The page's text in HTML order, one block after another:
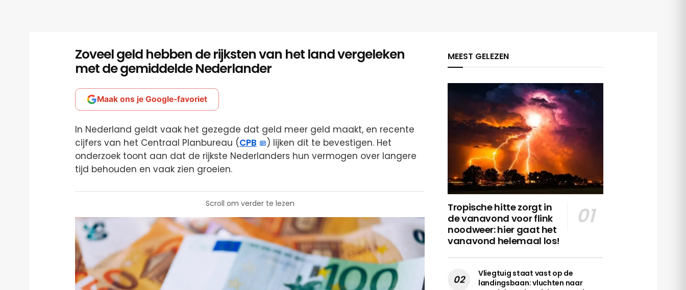
Zoveel geld hebben de rijksten van het land vergeleken
met de gemiddelde Nederlander
Maak ons je Google-favoriet
In Nederland geldt vaak het gezegde dat geld meer geld maakt, en recente
cijfers van het Centraal Planbureau (CPB
) lijken dit te bevestigen. Het
onderzoek toont aan dat de rijkste Nederlanders hun vermogen over langere
tijd behouden en vaak zien groeien.
Scroll om verder te lezen
MEEST GELEZEN
Tropische hitte zorgt in
de vanavond voor flink
noodweer: hier gaat het
vanavond helemaal los!
Vliegtuig staat vast op de
landingsbaan: vluchten naar